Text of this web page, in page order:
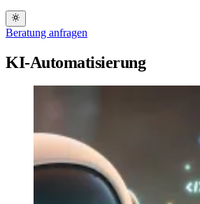
Beratung anfragen
KI-Automatisierung